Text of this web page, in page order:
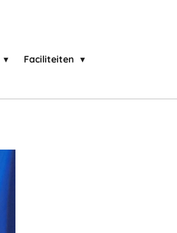
Faciliteiten